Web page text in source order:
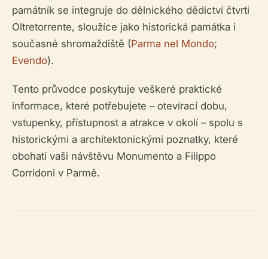
památník se integruje do dělnického dědictví čtvrti
Oltretorrente, sloužíce jako historická památka i
současné shromaždiště (Parma nel Mondo;
Evendo).
Tento průvodce poskytuje veškeré praktické
informace, které potřebujete – otevírací dobu,
vstupenky, přístupnost a atrakce v okolí – spolu s
historickými a architektonickými poznatky, které
obohatí vaši návštěvu Monumento a Filippo
Corridoni v Parmě.